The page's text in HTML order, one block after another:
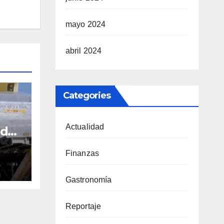
mayo 2024
abril 2024
Categories
Actualidad
Finanzas
Gastronomía
Reportaje